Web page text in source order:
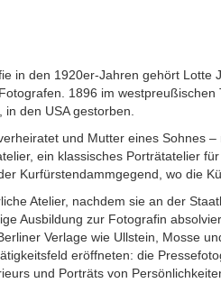
in den 1920er-Jahren gehört Lotte
1896 im
den USA gestorben.
und Mutter eines Sohnes
ein klassisches Porträtatelier
Kurfürstendammgegend, wo die
Atelier, nachdem sie an der
Ausbildung zur Fotografin
Verlage wie Ullstein, Mosse
eröffneten: die
und Porträts von